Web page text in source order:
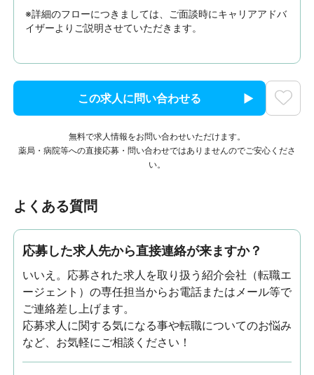
※詳細のフローにつきましては、ご面談時にキャリアアドバ
イザーよりご説明させていただきます。
この求人に問い合わせる
無料で求人情報をお問い合わせいただけます。
薬局・病院等への直接応募・問い合わせではありませんのでご安心くださ
い。
よくある質問
応募した求人先から直接連絡が来ますか？
いいえ。応募された求人を取り扱う紹介会社（転職エ
ージェント）の専任担当からお電話またはメール等で
ご連絡差し上げます。
応募求人に関する気になる事や転職についてのお悩み
など、お気軽にご相談ください！